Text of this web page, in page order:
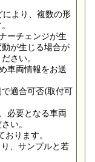
より、複数の形
ーチェンジが生
が生じる場合が
さい。
車両情報をお送
適合可否(取付可
必要となる車両
い。
ります。
、サンプルと若